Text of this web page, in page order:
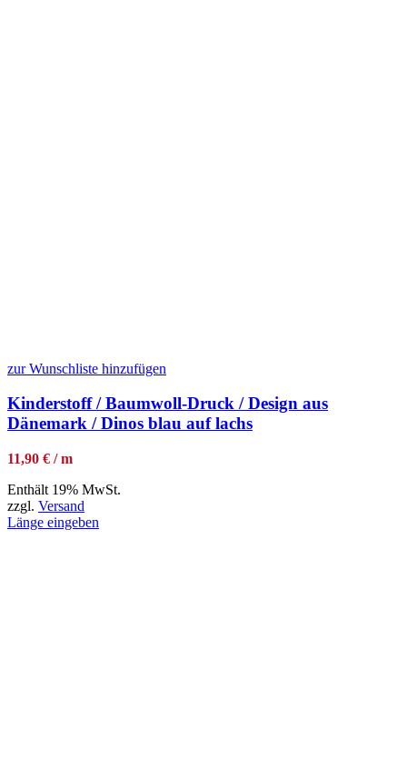
zur Wunschliste hinzufügen
Kinderstoff / Baumwoll-Druck / Design aus
Dänemark / Dinos blau auf lachs
11,90 € / m
Enthält 19% MwSt.
zzgl. Versand
Länge eingeben